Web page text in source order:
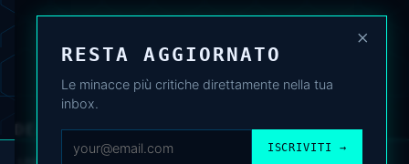
×
RESTA AGGIORNATO
Le minacce più critiche direttamente nella tua
inbox.
ISCRIVITI →
DEAFNEWS
CHI SIAMO · ARCHIVIO ·FAQ PRIVACY·COOKIE POLICY
CONTATTI